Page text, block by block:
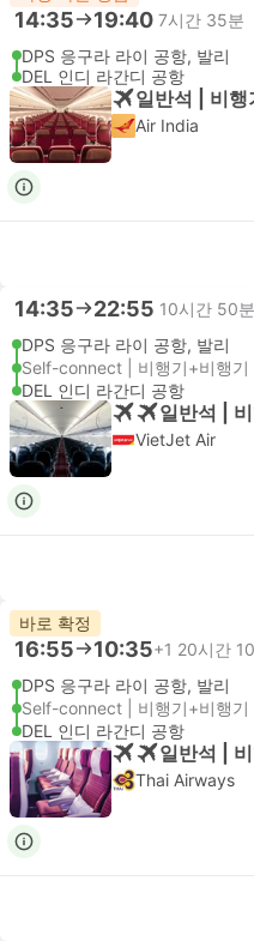
14:35 19:40 7시간 35분
DPS 응구라 라이 공항, 발리
DEL 인디 라간디 공항
일반석 | 비
Air India
14:35 22:55 10시간 50분
DPS 응구라 라이 공항, 발리
Self-connect | 비행기+비행기
DEL 인디 라간디 공항
일반석 |
VietJet Air
바로 확정
16:55 10:35+1 20시간
DPS 응구라 라이 공항, 발리
Self-connect | 비행기+비행기
DEL 인디 라간디 공항
일반석 |
Thai Airways